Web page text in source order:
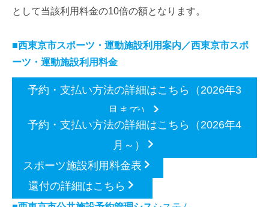
として当該利用料金の10倍の額となります。
■西東京市スポーツ・運動施設利用案内／西東京市スポ
ーツ・運動施設利用料金
予約・支払い方法の詳細はこちら（2026年3
月まで）
予約・支払い方法の詳細はこちら（2026年4
月～）
スポーツ施設利用料金表
還付の詳細はこちら